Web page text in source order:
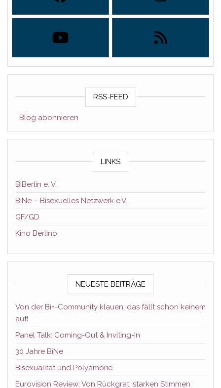
RSS-FEED
Blog abonnieren
LINKS
BiBerlin e. V.
BiNe – Bisexuelles Netzwerk e.V.
GF/GD
Kino Berlino
NEUESTE BEITRÄGE
Von der Bi+-Community klauen, das fällt schon keinem
auf!
Panel Talk: Coming-Out & Inviting-In
30 Jahre BiNe
Bisexualität und Polyamorie
Eurovision Review: Von Rückgrat, starken Stimmen